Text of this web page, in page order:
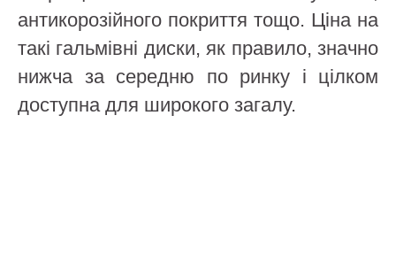
антикорозійного покриття тощо. Ціна на
такі гальмівні диски, як правило, значно
нижча за середню по ринку і цілком
доступна для широкого загалу.